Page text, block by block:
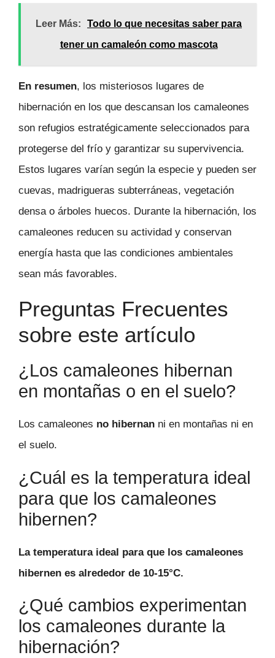
Leer Más:
Todo lo que necesitas saber para
tener un camaleón como mascota
En resumen, los misteriosos lugares de
hibernación en los que descansan los camaleones
son refugios estratégicamente seleccionados para
protegerse del frío y garantizar su supervivencia.
Estos lugares varían según la especie y pueden ser
cuevas, madrigueras subterráneas, vegetación
densa o árboles huecos. Durante la hibernación, los
camaleones reducen su actividad y conservan
energía hasta que las condiciones ambientales
sean más favorables.
Preguntas Frecuentes
sobre este artículo
¿Los camaleones hibernan
en montañas o en el suelo?
Los camaleones no hibernan ni en montañas ni en
el suelo.
¿Cuál es la temperatura ideal
para que los camaleones
hibernen?
La temperatura ideal para que los camaleones
hibernen es alrededor de 10-15°C.
¿Qué cambios experimentan
los camaleones durante la
hibernación?